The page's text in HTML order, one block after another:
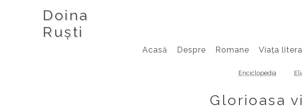
Doina
Ruști
Acasă Despre Romane Viața
Enciclopedia
Glorioasa